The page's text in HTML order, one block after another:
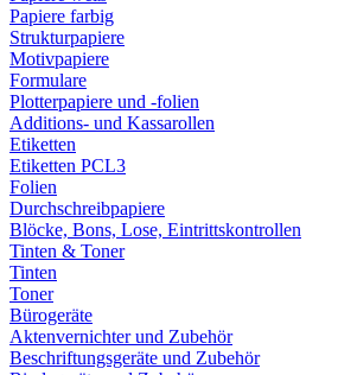
Papiere farbig
Strukturpapiere
Motivpapiere
Formulare
Plotterpapiere und -folien
Additions- und Kassarollen
Etiketten
Etiketten PCL3
Folien
Durchschreibpapiere
Blöcke, Bons, Lose, Eintrittskontrollen
Tinten & Toner
Tinten
Toner
Bürogeräte
Aktenvernichter und Zubehör
Beschriftungsgeräte und Zubehör